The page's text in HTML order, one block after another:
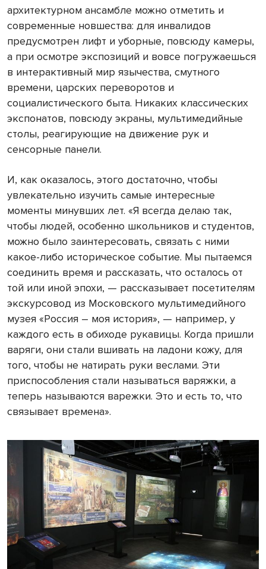
архитектурном ансамбле можно отметить и
современные новшества: для инвалидов
предусмотрен лифт и уборные, повсюду камеры,
а при осмотре экспозиций и вовсе погружаешься
в интерактивный мир язычества, смутного
времени, царских переворотов и
социалистического быта. Никаких классических
экспонатов, повсюду экраны, мультимедийные
столы, реагирующие на движение рук и
сенсорные панели.
И, как оказалось, этого достаточно, чтобы
увлекательно изучить самые интересные
моменты минувших лет. «Я всегда делаю так,
чтобы людей, особенно школьников и студентов,
можно было заинтересовать, связать с ними
какое-либо историческое событие. Мы пытаемся
соединить время и рассказать, что осталось от
той или иной эпохи, — рассказывает посетителям
экскурсовод из Московского мультимедийного
музея «Россия – моя история», — например, у
каждого есть в обиходе рукавицы. Когда пришли
варяги, они стали вшивать на ладони кожу, для
того, чтобы не натирать руки веслами. Эти
приспособления стали называться варяжки, а
теперь называются варежки. Это и есть то, что
связывает времена».